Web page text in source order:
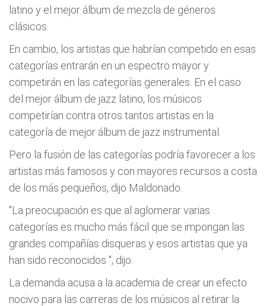
latino y el mejor álbum de mezcla de géneros
clásicos.
En cambio, los artistas que habrían competido en esas
categorías entrarán en un espectro mayor y
competirán en las categorías generales. En el caso
del mejor álbum de jazz latino, los músicos
competirían contra otros tantos artistas en la
categoría de mejor álbum de jazz instrumental.
Pero la fusión de las categorías podría favorecer a los
artistas más famosos y con mayores recursos a costa
de los más pequeños, dijo Maldonado.
"La preocupación es que al aglomerar varias
categorías es mucho más fácil que se impongan las
grandes compañías disqueras y esos artistas que ya
han sido reconocidos ", dijo.
La demanda acusa a la academia de crear un efecto
nocivo para las carreras de los músicos al retirar la